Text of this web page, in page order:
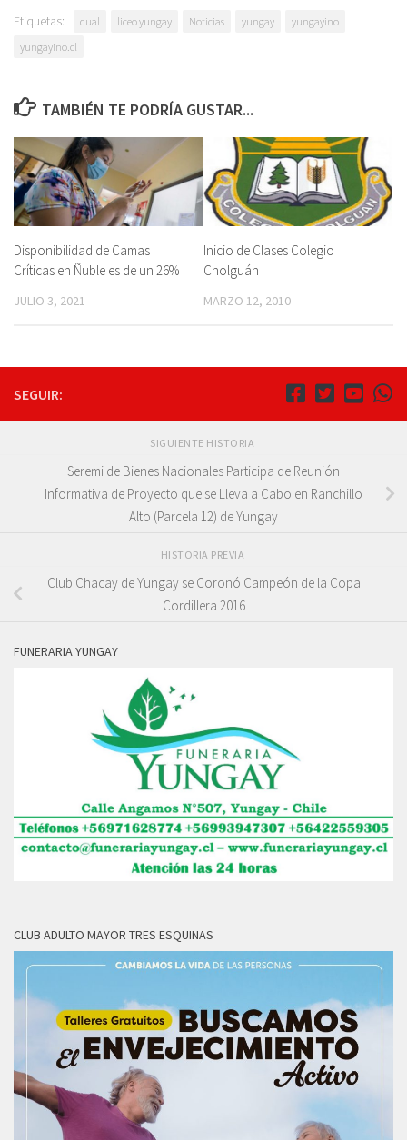
Etiquetas: dual liceo yungay Noticias yungay
yungayino
yungayino.cl
TAMBIÉN TE PODRÍA GUSTAR...
Disponibilidad de Camas
Críticas en Ñuble es de un 26%
JULIO 3, 2021
Inicio de Clases Colegio
Cholguán
MARZO 12, 2010
SEGUIR:
SIGUIENTE HISTORIA
Seremi de Bienes Nacionales Participa de Reunión
Informativa de Proyecto que se Lleva a Cabo en Ranchillo
Alto (Parcela 12) de Yungay
HISTORIA PREVIA
Club Chacay de Yungay se Coronó Campeón de la Copa
Cordillera 2016
FUNERARIA YUNGAY
CLUB ADULTO MAYOR TRES ESQUINAS